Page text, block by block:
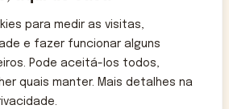
para medir as visitas,
e fazer funcionar alguns
Pode aceitá-los todos,
quais manter. Mais detalhes na